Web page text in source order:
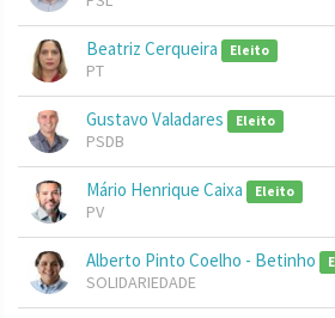
Beatriz Cerqueira Eleito
PT
Gustavo Valadares Eleito
PSDB
Mário Henrique Caixa Eleito
PV
Alberto Pinto Coelho - Betinho
SOLIDARIEDADE